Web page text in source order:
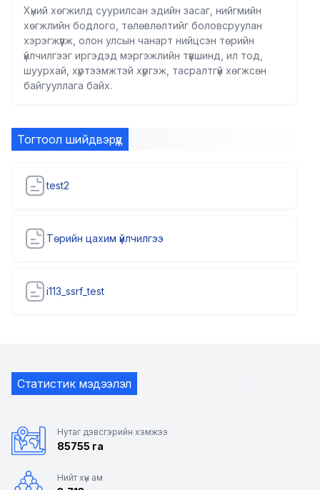
Хүний хөгжилд суурилсан эдийн засаг, нийгмийн
хөгжлийн бодлого, төлөвлөлтийг боловсруулан
хэрэгжүүлж, олон улсын чанарт нийцсэн төрийн
үйлчилгээг иргэдэд мэргэжлийн түвшинд, ил тод,
шуурхай, хүртээмжтэй хүргэж, тасралтгүй хөгжсөн
байгууллага байх.
Тогтоол шийдвэрүүд
test2
Төрийн цахим үйлчилгээ
i113_ssrf_test
Статистик мэдээлэл
Нутаг дэвсгэрийн хэмжээ
85755 га
Нийт хүн ам